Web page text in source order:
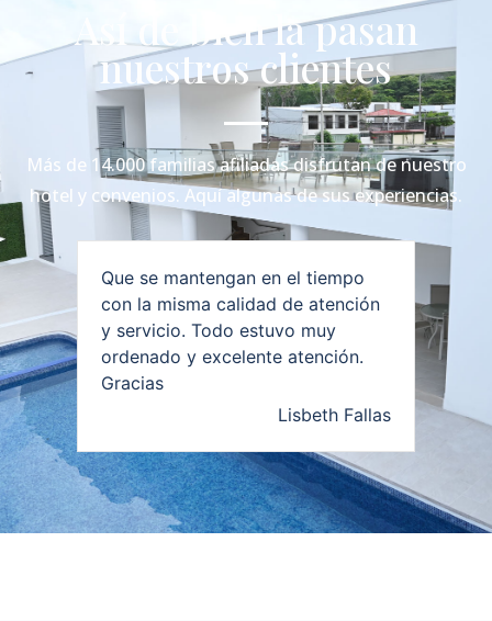
Así de bien la pasan
nuestros clientes
Más de 14.000 familias afiliadas disfrutan de nuestro
hotel y convenios. Aquí algunas de sus experiencias.
Que se mantengan en el tiempo
con la misma calidad de atención
y servicio. Todo estuvo muy
ordenado y excelente atención.
Gracias
Lisbeth Fallas